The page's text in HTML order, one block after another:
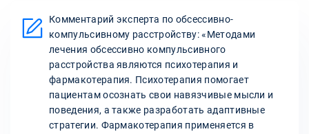
Комментарий эксперта по обсессивно-
компульсивному расстройству: «Методами
лечения обсессивно компульсивного
расстройства являются психотерапия и
фармакотерапия. Психотерапия помогает
пациентам осознать свои навязчивые мысли и
поведения, а также разработать адаптивные
стратегии. Фармакотерапия применяется в